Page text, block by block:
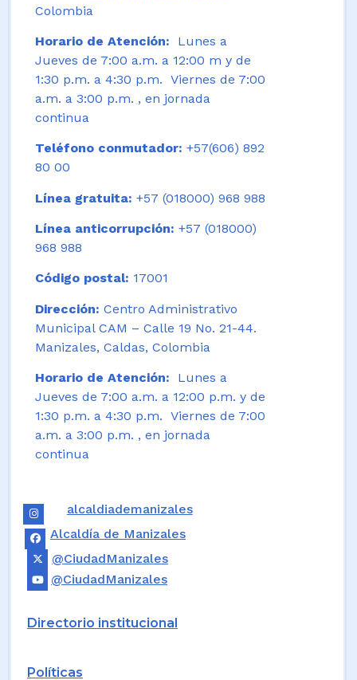
Colombia
Horario de Atención:
Lunes a
Jueves de 7:00 a.m. a 12:00 m y de
1:30 p.m. a 4:30 p.m. Viernes de 7:00
a.m. a 3:00 p.m. , en jornada
continua
Teléfono conmutador: +57(606) 892
80 00
Línea gratuita: +57 (018000) 968 988
Línea anticorrupción: +57 (018000)
968 988
Código postal: 17001
Dirección: Centro Administrativo
Municipal CAM – Calle 19 No. 21-44.
Manizales, Caldas, Colombia
Horario de Atención: Lunes a
Jueves de 7:00 a.m. a 12:00 p.m. y de
1:30 p.m. a 4:30 p.m. Viernes de 7:00
a.m. a 3:00 p.m. , en jornada
continua
alcaldiademanizales
Alcaldía de Manizales
@CiudadManizales
@CiudadManizales
Directorio institucional
Políticas